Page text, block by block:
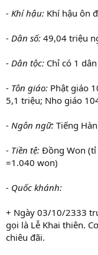
- Khí hậu: Khí hậu ôn
- Dân số: 49,04 triệu
- Dân tộc: Chỉ có 1
- Tôn giáo: Phật giáo
5,1 triệu; Nho giáo
- Ngôn ngữ: Tiếng
- Tiền tệ: Đồng Won
=1.040 won)
- Quốc khánh:
+ Ngày 03/10/2333
gọi là Lễ Khai thiên.
chiêu đãi.